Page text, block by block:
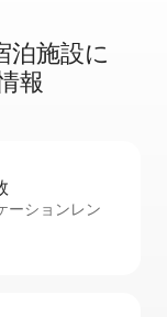
泊⁠施⁠設⁠に
報
ーションレン